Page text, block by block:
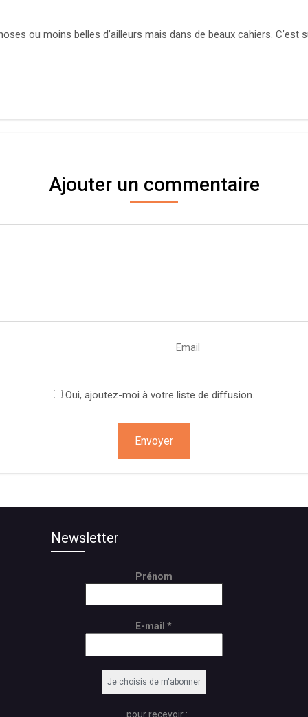
ou moins belles d’ailleurs mais dans de beaux cahiers. C’est
Ajouter un commentaire
Oui, ajoutez-moi à votre liste de diffusion.
Newsletter
Prénom
E-mail*
...pour recevoir :